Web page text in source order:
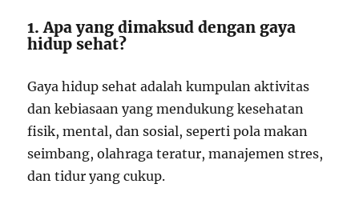
1. Apa yang dimaksud dengan gaya
hidup sehat?
Gaya hidup sehat adalah kumpulan aktivitas
dan kebiasaan yang mendukung kesehatan
fisik, mental, dan sosial, seperti pola makan
seimbang, olahraga teratur, manajemen stres,
dan tidur yang cukup.